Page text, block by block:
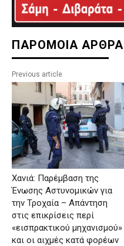
ΠΑΡΟΜΟΙΑ ΑΡΘΡΑ
Previous article
Χανιά: Παρέμβαση της
Ένωσης Αστυνομικών για
την Τροχαία – Απάντηση
στις επικρίσεις περί
«εισπρακτικού μηχανισμού»
και οι αιχμές κατά φορέων